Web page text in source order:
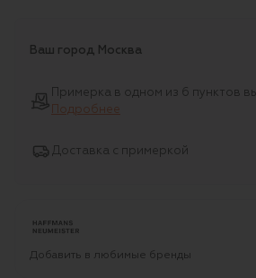
Ваш город Москва
Примерка в одном из 6 пунктов
Подробнее
Доставка с примеркой
Добавить в любимые бренды